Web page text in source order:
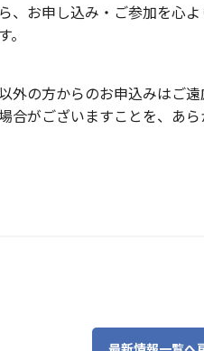
、お申し込み・ご参加を心よ
外の方からのお申込みはご遠
合がございますことを、あら